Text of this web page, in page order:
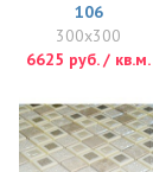
106
300x300
6625 руб. / кв.м.